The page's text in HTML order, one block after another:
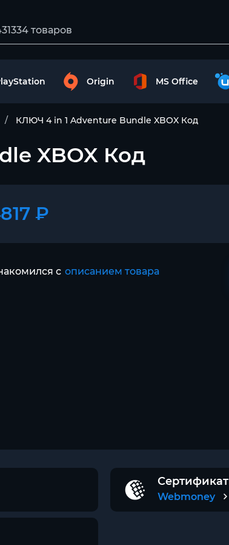
Origin MS Office
КЛЮЧ 4 in 1 Adventure Bundle XBOX Код
XBOX Код
₽
с описанием товара
Сертификат
Webmoney